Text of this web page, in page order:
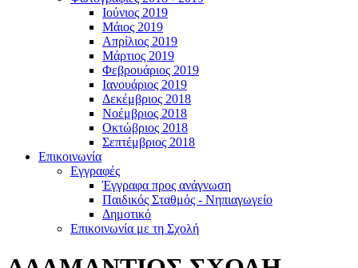
Ιούνιος 2019
Μάιος 2019
Απρίλιος 2019
Μάρτιος 2019
Φεβρουάριος 2019
Ιανουάριος 2019
Δεκέμβριος 2018
Νοέμβριος 2018
Οκτώβριος 2018
Σεπτέμβριος 2018
Επικοινωνία
Εγγραφές
Έγγραφα προς ανάγνωση
Παιδικός Σταθμός - Νηπιαγωγείο
Δημοτικό
Επικοινωνία με τη Σχολή